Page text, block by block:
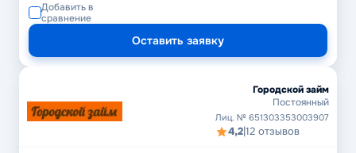
Добавить в
сравнение
Оставить заявку
Городской займ
Постоянный
Лиц. № 651303353003907
4,2|12 отзывов